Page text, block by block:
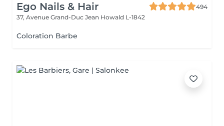
Ego Nails & Hair
494
37, Avenue Grand-Duc Jean Howald L-1842
Coloration Barbe